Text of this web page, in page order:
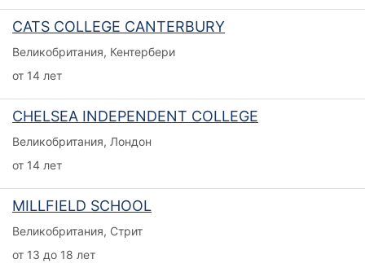
CATS COLLEGE CANTERBURY
Великобритания, Кентербери
от 14 лет
CHELSEA INDEPENDENT COLLEGE
Великобритания, Лондон
от 14 лет
MILLFIELD SCHOOL
Великобритания, Стрит
от 13 до 18 лет